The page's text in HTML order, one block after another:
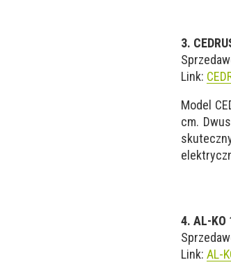
3.
Link:
Model
cm.
4. AL-KO
Link: AL-